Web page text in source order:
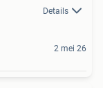
Details
2 mei 26